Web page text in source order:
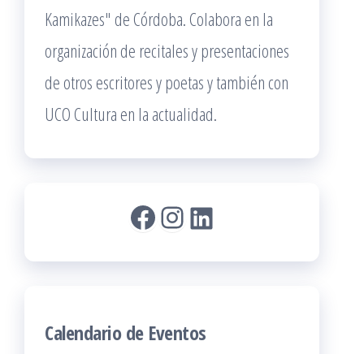
Kamikazes" de Córdoba. Colabora en la
organización de recitales y presentaciones
de otros escritores y poetas y también con
UCO Cultura en la actualidad.
Facebook
Instagram
LinkedIn
Calendario de Eventos